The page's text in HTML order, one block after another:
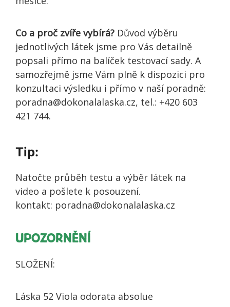
Co a proč zvíře vybírá? Důvod výběru
jednotlivých látek jsme pro Vás detailně
popsali přímo na balíček testovací sady. A
samozřejmě jsme Vám plně k dispozici pro
konzultaci výsledku i přímo v naší poradně:
poradna@dokonalalaska.cz, tel.: +420 603
421 744.
Tip:
Natočte průběh testu a výběr látek na
video a pošlete k posouzení.
kontakt: poradna@dokonalalaska.cz
UPOZORNĚNÍ
SLOŽENÍ:
Láska 52 Viola odorata absolue